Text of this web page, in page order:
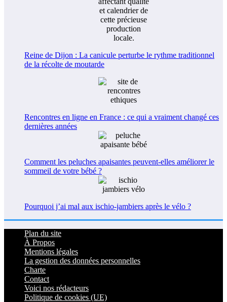
Reine de Dijon : La canicule perturbe le rythme traditionnel
de la récolte de moutarde
Rencontres en ligne en France : ce qui a vraiment changé ces
dernières années
Comment les peluches apaisantes peuvent-elles améliorer le
sommeil de votre bébé ?
Pourquoi j’ai mal aux ischio-jambiers après le vélo ?
Plan du site
À Propos
Mentions légales
La gestion des données personnelles
Charte
Contact
Voici nos rédacteurs
Politique de cookies (UE)